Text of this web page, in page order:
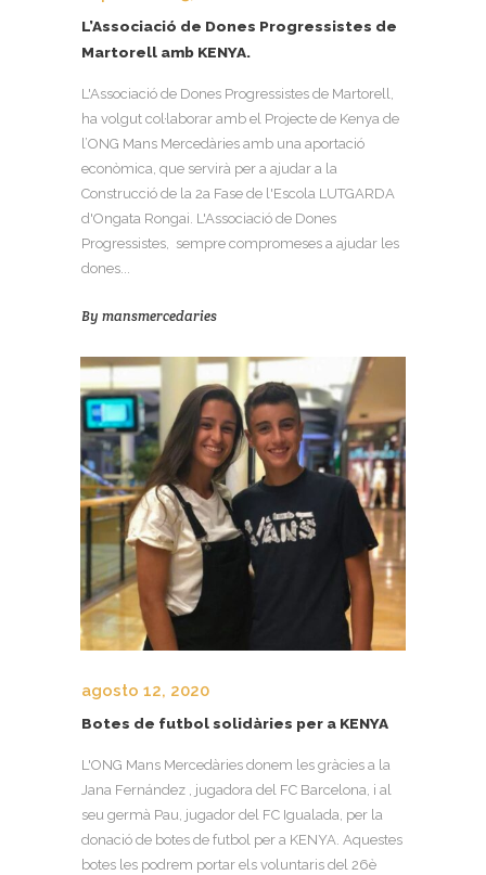
L’Associació de Dones Progressistes de
Martorell amb KENYA.
L'Associació de Dones Progressistes de Martorell,
ha volgut col·laborar amb el Projecte de Kenya de
l’ONG Mans Mercedàries amb una aportació
econòmica, que servirà per a ajudar a la
Construcció de la 2a Fase de l'Escola LUTGARDA
d'Ongata Rongai. L'Associació de Dones
Progressistes, sempre compromeses a ajudar les
dones...
By mansmercedaries
agosto 12, 2020
Botes de futbol solidàries per a KENYA
L'ONG Mans Mercedàries donem les gràcies a la
Jana Fernández , jugadora del FC Barcelona, i al
seu germà Pau, jugador del FC Igualada, per la
donació de botes de futbol per a KENYA. Aquestes
botes les podrem portar els voluntaris del 26è